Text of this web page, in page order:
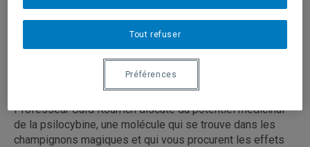
Dans l’émission Moteur de Recherche du 27 novembre, le
Professeur Saïd Kourrich discute du potentiel médicinal
de la psilocybine, une molécule qui se trouve dans les
champignons magiques et qui vous procurent les effets
Tout refuser
Préférences